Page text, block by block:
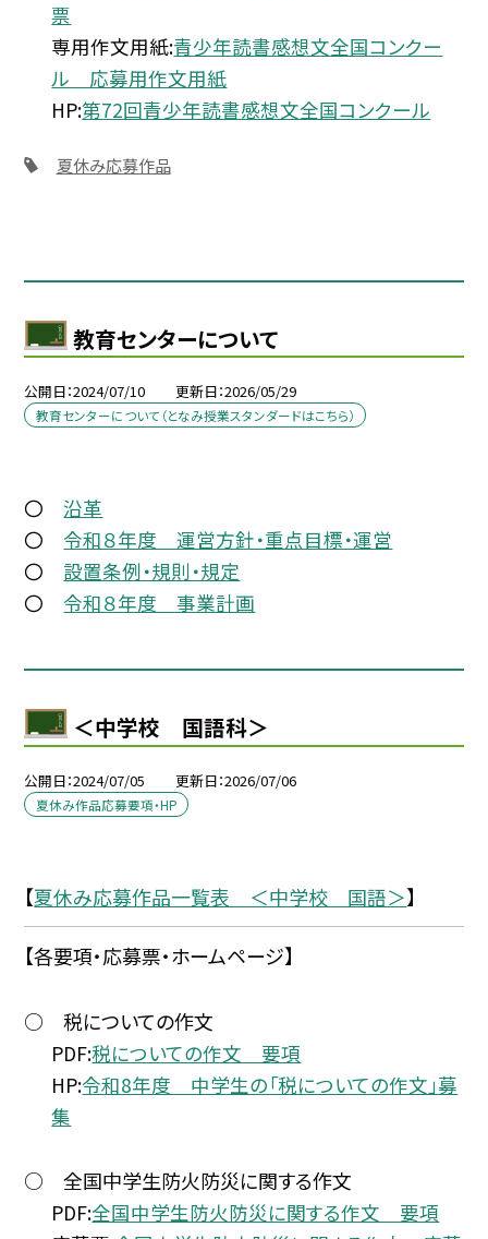
票
専用作文用紙:青少年読書感想文全国コンクー
ル 応募用作文用紙
HP:第72回青少年読書感想文全国コンクール
夏休み応募作品
教育センターについて
公開日 2024/07/10 更新日 2026/05/29
教育センターについて（となみ授業スタンダードはこちら）
〇沿革
〇令和８年度 運営方針・重点目標・運営
〇 設置条例・規則・規定
〇令和８年度 事業計画
＜中学校 国語科＞
公開日 2024/07/05 更新日 2026/07/06
夏休み作品応募要項・HP
【夏休み応募作品一覧表 ＜中学校 国語＞】
【各要項・応募票・ホームページ】
○ 税についての作文
PDF:税についての作文 要項
HP:令和8年度 中学生の「税についての作文」募
集
○ 全国中学生防火防災に関する作文
PDF:全国中学生防火防災に関する作文 要項